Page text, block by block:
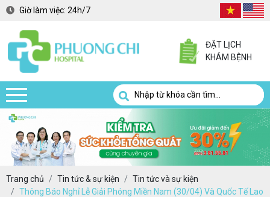
Giờ làm việc: 24h/7
ĐẶT LỊCH
KHÁM BỆNH
Trang chủ Tin tức & sự kiện
Tin tức và sự kiện
Thông Báo Nghỉ Lễ Giải Phóng Miền Nam (30/04) Và Quốc Tế Lao